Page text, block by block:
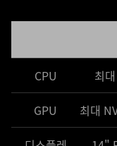
CPU 최
GPU 최대